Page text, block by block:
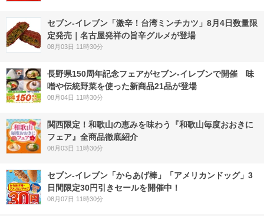
セブン-イレブン「激辛！台湾ミンチカツ」8月4日数量限
定発売｜名古屋発祥の旨辛グルメが登場
08月03日 11時30分
長野県150周年記念フェアがセブン-イレブンで開催 味
噌や伝統野菜を使った新商品21品が登場
08月04日 11時30分
関西限定！和歌山の恵みを味わう『和歌山毎度おおきに
フェア』全商品徹底紹介
08月03日 11時30分
セブン‐イレブン「からあげ棒」「アメリカンドッグ」3
日間限定30円引きセールを開催中！
08月07日 11時30分